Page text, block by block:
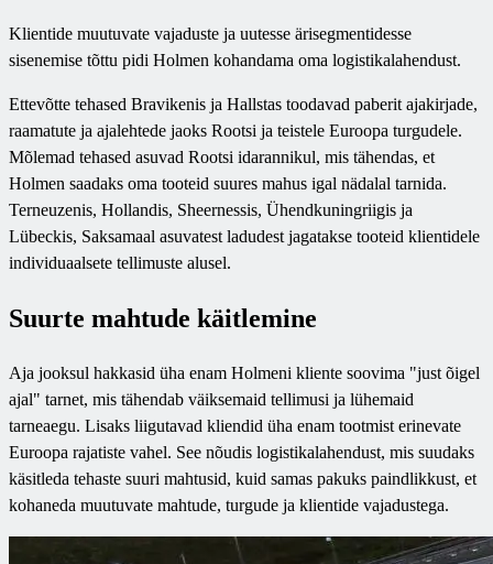
Klientide muutuvate vajaduste ja uutesse ärisegmentidesse
sisenemise tõttu pidi Holmen kohandama oma logistikalahendust.
Ettevõtte tehased Bravikenis ja Hallstas toodavad paberit ajakirjade,
raamatute ja ajalehtede jaoks Rootsi ja teistele Euroopa turgudele.
Mõlemad tehased asuvad Rootsi idarannikul, mis tähendas, et
Holmen saadaks oma tooteid suures mahus igal nädalal tarnida.
Terneuzenis, Hollandis, Sheernessis, Ühendkuningriigis ja
Lübeckis, Saksamaal asuvatest ladudest jagatakse tooteid klientidele
individuaalsete tellimuste alusel.
Suurte mahtude käitlemine
Aja jooksul hakkasid üha enam Holmeni kliente soovima "just õigel
ajal" tarnet, mis tähendab väiksemaid tellimusi ja lühemaid
tarneaegu. Lisaks liigutavad kliendid üha enam tootmist erinevate
Euroopa rajatiste vahel. See nõudis logistikalahendust, mis suudaks
käsitleda tehaste suuri mahtusid, kuid samas pakuks paindlikkust, et
kohaneda muutuvate mahtude, turgude ja klientide vajadustega.